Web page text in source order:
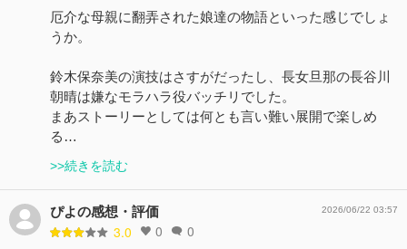
厄介な母親に翻弄された娘達の物語といった感じでしょ
うか。
鈴木保奈美の演技はさすがだったし、長女旦那の長谷川
朝晴は嫌なモラハラ役バッチリでした。
まあストーリーとしては何とも言い難い展開で楽しめ
る…
>>続きを読む
ぴよの感想・評価
3.0 0 0
2026/06/22 03:57